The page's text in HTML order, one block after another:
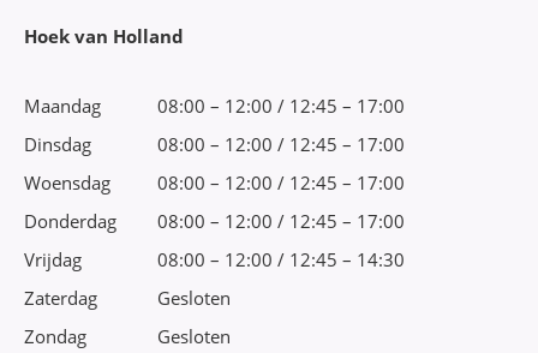
Hoek van Holland
Maandag
08:00 – 12:00 / 12:45 – 17:00
Dinsdag
08:00 – 12:00 / 12:45 – 17:00
Woensdag
08:00 – 12:00 / 12:45 – 17:00
Donderdag
08:00 – 12:00 / 12:45 – 17:00
Vrijdag
08:00 – 12:00 / 12:45 – 14:30
Zaterdag
Gesloten
Zondag
Gesloten